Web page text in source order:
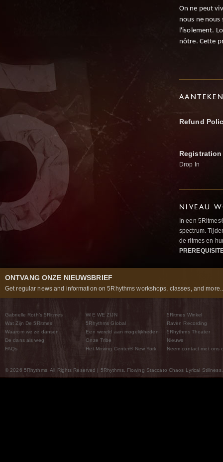
On ne peut
nous ne nous
l'isolement.
nôtre. Cette
Refund
Drop In
NIVEAU
In een
spectrum.
de ritmes en
ONTVANG ONZE NIEUWSBRIEF
Get regular news and information on 5Rhythms workshops, classes, and
Gabrielle Roth’s 5Ritmes
Wat Zijn De 5Ritmes
Waarom we ze dansen
De dans als weg
FAQs
WIE WE ZIJN
5Rhythms Global
Een wereld aan mogelijkheden
Onze Tribe
Het Moving Center® New York
5Ritmes Winkel
Raven Recording
5Rhythms Theater
Nieuws
Neem contact met ons
© 2026 5Rhythms. All Rights Reserved | 5Rhythms, Flowing Staccato Chaos Lyrical